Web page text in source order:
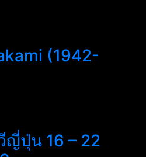
(1942-
ญี่ปุ่น 16 – 22